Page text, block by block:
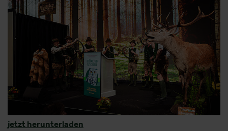
jetzt herunterladen